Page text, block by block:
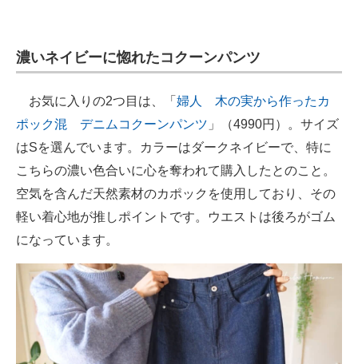
濃いネイビーに惚れたコクーンパンツ
お気に入りの2つ目は、「 婦人 木の実から作ったカ
ポック混 デニムコクーンパンツ 」（4990円）。サイズ
はSを選んでいます。カラーはダークネイビーで、特に
こちらの濃い色合いに心を奪われて購入したとのこと。
空気を含んだ天然素材のカポックを使用しており、その
軽い着心地が推しポイントです。ウエストは後ろがゴム
になっています。